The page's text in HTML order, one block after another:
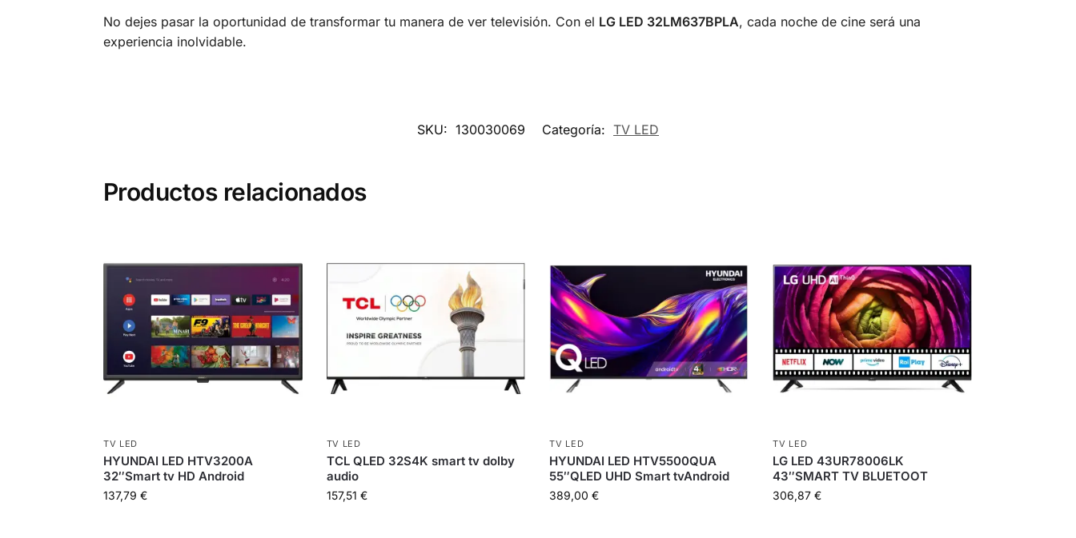
No dejes pasar la oportunidad de transformar tu manera de ver televisión. Con el LG LED 32LM637BPLA, cada noche de cine será una
experiencia inolvidable.
SKU: 130030069 Categoría: TV LED
Productos relacionados
TV LED
HYUNDAI LED HTV3200A
32″Smart tv HD Android
137,79 €
TV LED
TCL QLED 32S4K smart tv dolby
audio
157,51 €
TV LED
HYUNDAI LED HTV5500QUA
55″QLED UHD Smart tvAndroid
389,00€
TV LED
LG LED 43UR78006LK
43″SMART TV BLUETOOT
306,87€